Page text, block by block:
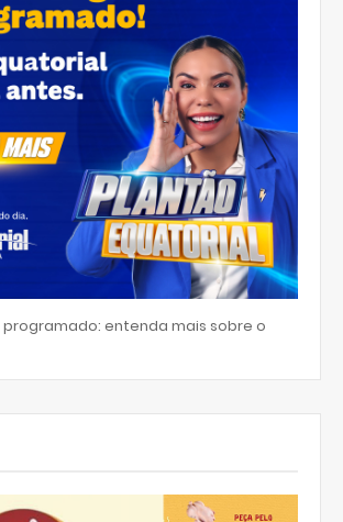
entenda mais sobre o